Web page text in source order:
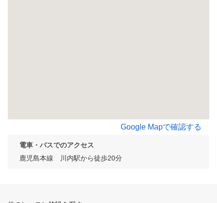
Google Mapで確認する
電車・バスでのアクセス
鹿児島本線　川内駅から徒歩20分